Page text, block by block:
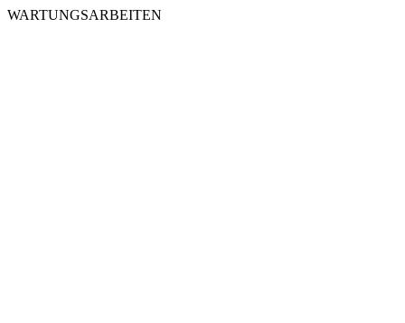
WARTUNGSARBEITEN